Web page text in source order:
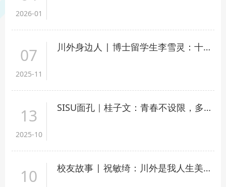
2026-01
07
2025-11
川外身边人 | 博士留学生李雪灵：十三载中文梦，与川外的双向奔赴
13
2025-10
SISU面孔｜桂子文：青春不设限，多光闪耀的榜样力量
10 校友故事 | 祝敏绮：川外是我人生美丽的意外